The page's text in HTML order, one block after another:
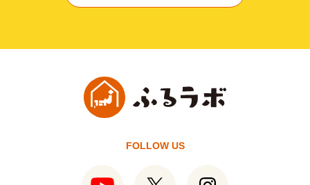
FOLLOW US